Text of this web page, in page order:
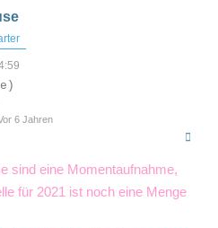
6 Jahren
sind eine Momentaufnahme,
für 2021 ist noch eine Menge